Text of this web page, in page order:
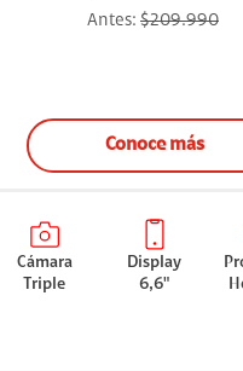
Antes: $209.990
Conoce más
Cámara
Triple
Display
6,6"